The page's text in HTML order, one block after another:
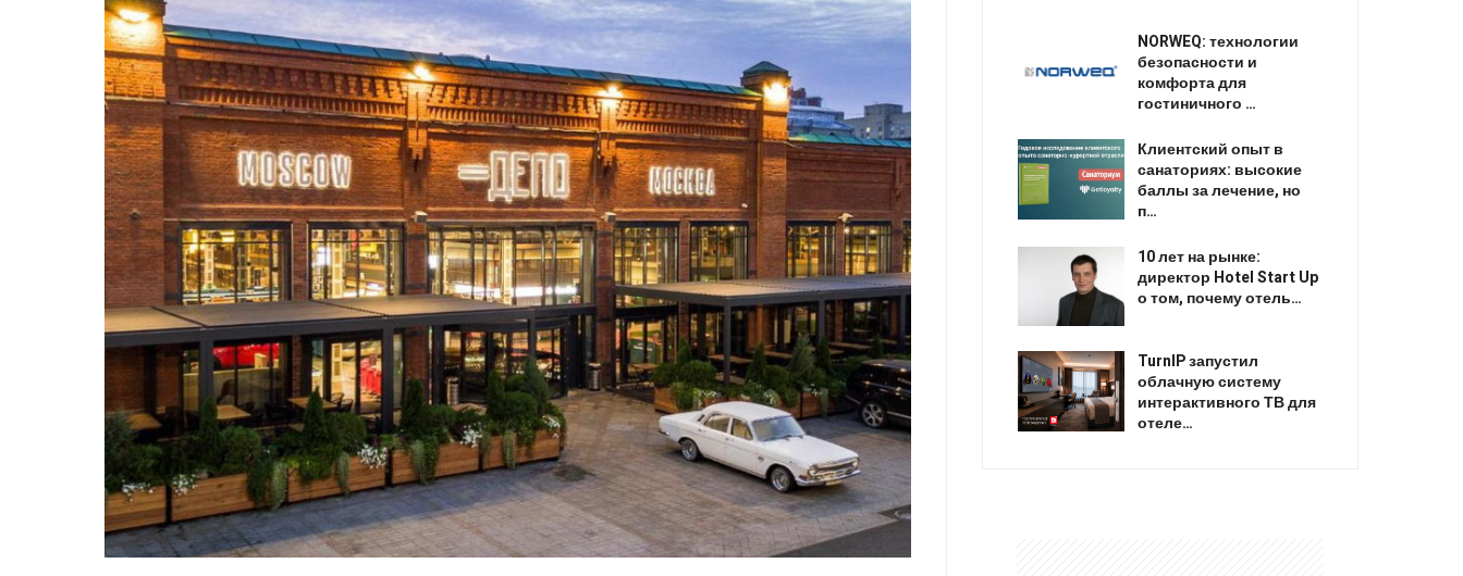
NORWEQ: технологии
безопасности и
комфорта для
гостиничного …
Клиентский опыт в
санаториях: высокие
баллы за лечение, но
п…
10 лет на рынке:
директор Hotel Start Up
о том, почему отель…
TurnIP запустил
облачную систему
интерактивного ТВ для
отеле…